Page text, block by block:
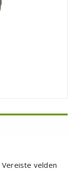
Vereiste velden